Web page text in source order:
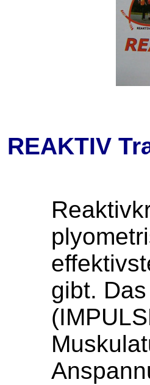
REAKTIV
gibt.